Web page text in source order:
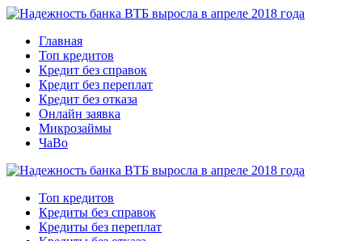
Главная
Топ кредитов
Кредит без справок
Кредит без переплат
Кредит без отказа
Онлайн заявка
Микрозаймы
ЧаВо
Топ кредитов
Кредиты без справок
Кредиты без переплат